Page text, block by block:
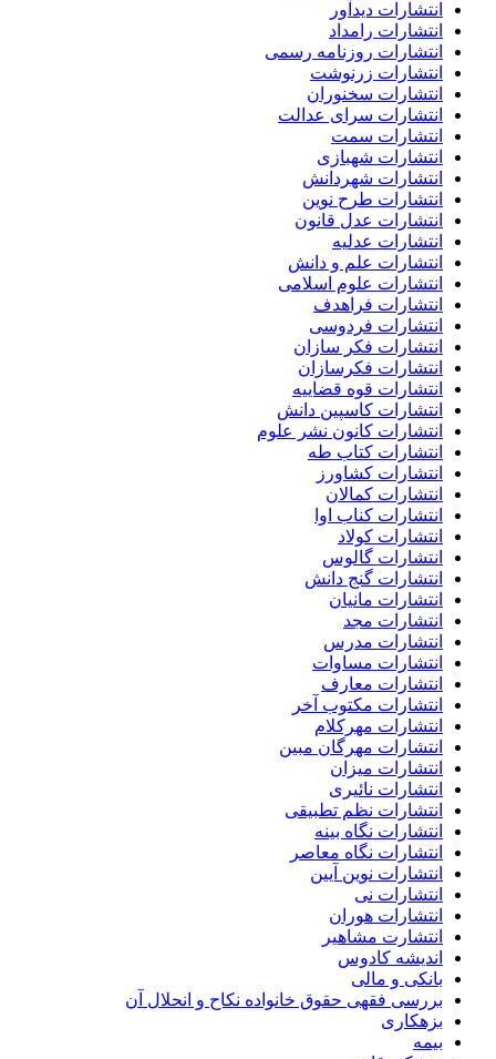
انتشارات دیدآور
انتشارات رامداد
انتشارات روزنامه رسمی
انتشارات زرنوشت
انتشارات سخنوران
انتشارات سرای عدالت
انتشارات سمت
انتشارات شهبازی
انتشارات شهردانش
انتشارات طرح نوین
انتشارات عدل قانون
انتشارات عدلیه
انتشارات علم و دانش
انتشارات علوم اسلامی
انتشارات فراهدف
انتشارات فردوسی
انتشارات فکر سازان
انتشارات فکرسازان
انتشارات قوه قضاییه
انتشارات کاسپین دانش
انتشارات کانون نشر علوم
انتشارات کتاب طه
انتشارات کشاورز
انتشارات کمالان
انتشارات کناب اوا
انتشارات کولاد
انتشارات گالوس
انتشارات گنج دانش
انتشارات مانیان
انتشارات مجد
انتشارات مدرس
انتشارات مساوات
انتشارات معارف
انتشارات مکتوب آخر
انتشارات مهرکلام
انتشارات مهرگان مبین
انتشارات میزان
انتشارات نائیری
انتشارات نظم تطبیقی
انتشارات نگاه بینه
انتشارات نگاه معاصر
انتشارات نوین آیین
انتشارات نی
انتشارات هوران
انتشارت مشاهیر
اندیشه کادوس
بانکی و مالی
بررسی فقهی حقوق خانواده نکاح و انحلال آن
بزهکاری
بیمه